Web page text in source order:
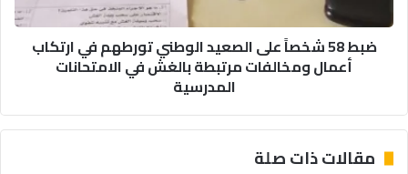
ارتكاب
أعمال
ومخالفات
في
المدرسية
ضبط 58 شخصاً على الصعيد الوطني تورطهم في ارتكاب
أعمال ومخالفات مرتبطة بالغش في الامتحانات
المدرسية
مقالات ذات صلة